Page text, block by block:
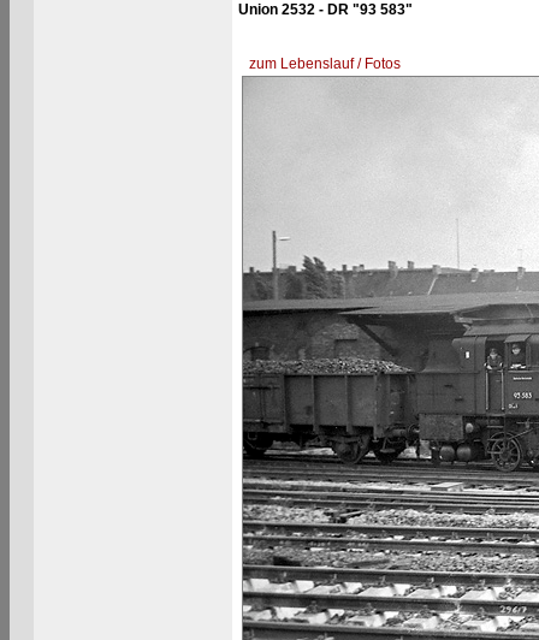
Union 2532 - DR "93 583"
zum Lebenslauf / Fotos